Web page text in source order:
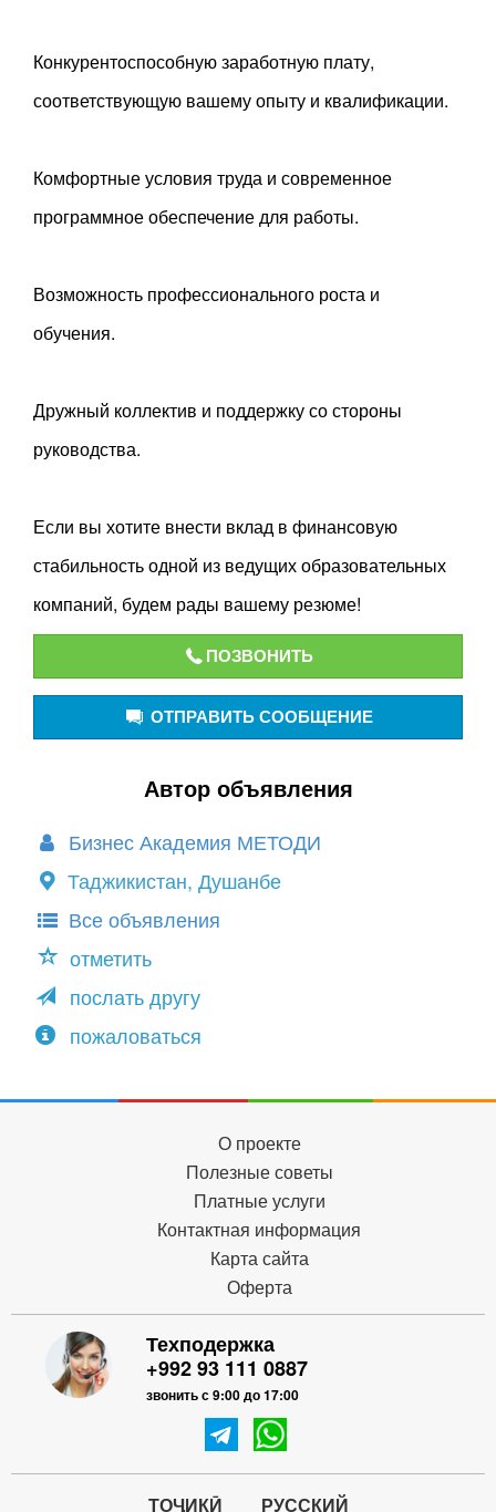
Конкурентоспособную заработную плату,
соответствующую вашему опыту и квалификации.
Комфортные условия труда и современное
программное обеспечение для работы.
Возможность профессионального роста и
обучения.
Дружный коллектив и поддержку со стороны
руководства.
Если вы хотите внести вклад в финансовую
стабильность одной из ведущих образовательных
компаний, будем рады вашему резюме!
ПОЗВОНИТЬ
ОТПРАВИТЬ СООБЩЕНИЕ
Автор объявления
Бизнес Академия МЕТОДИ
Таджикистан, Душанбе
Все объявления
отметить
послать другу
пожаловаться
О проекте
Полезные советы
Платные услуги
Контактная информация
Карта сайта
Оферта
Техподержка
+992 93 111 0887
звонить с 9:00 до 17:00
ТОҶИКӢ РУССКИЙ